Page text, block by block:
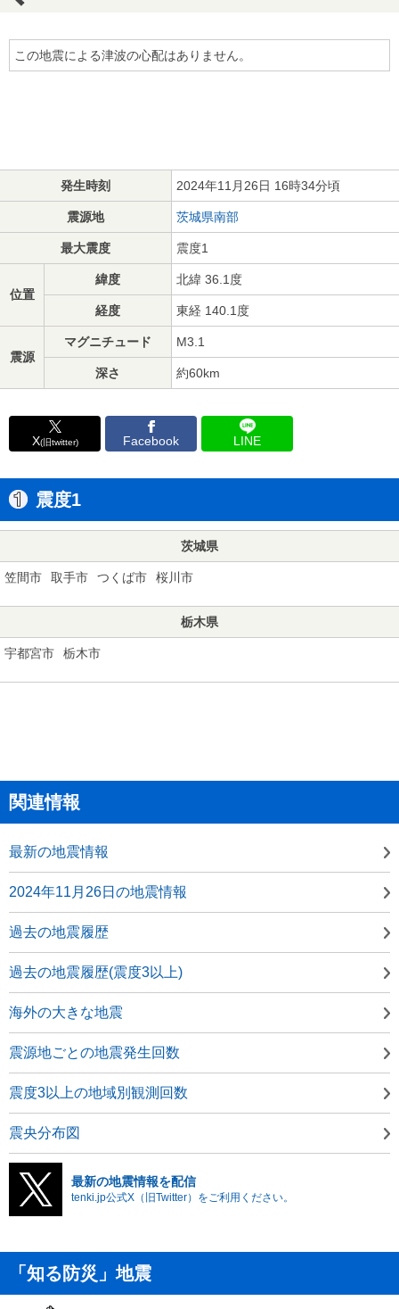
この地震による津波の心配はありません。
発生時刻 2024年11月26日 16時34分頃
震源地 茨城県南部
最大震度 震度1
位置
緯度 北緯 36.1度
経度 東経 140.1度
震源
マグニチュード M3.1
深さ 約60km
X(旧twitter) Facebook LINE
震度1
茨城県
笠間市 取手市 つくば市 桜川市
栃木県
宇都宮市 栃木市
関連情報
最新の地震情報
2024年11月26日の地震情報
過去の地震履歴
過去の地震履歴(震度3以上)
海外の大きな地震
震源地ごとの地震発生回数
震度3以上の地域別観測回数
震央分布図
最新の地震情報を配信
tenki.jp公式X（旧Twitter）をご利用ください。
「知る防災」地震